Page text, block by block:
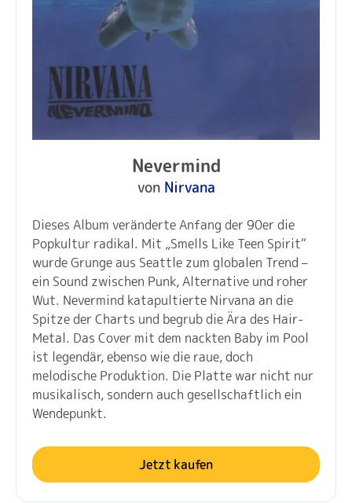
Nevermind
von Nirvana
Dieses Album veränderte Anfang der 90er die
Popkultur radikal. Mit „Smells Like Teen Spirit“
wurde Grunge aus Seattle zum globalen Trend –
ein Sound zwischen Punk, Alternative und roher
Wut. Nevermind katapultierte Nirvana an die
Spitze der Charts und begrub die Ära des Hair-
Metal. Das Cover mit dem nackten Baby im Pool
ist legendär, ebenso wie die raue, doch
melodische Produktion. Die Platte war nicht nur
musikalisch, sondern auch gesellschaftlich ein
Wendepunkt.
Jetzt kaufen